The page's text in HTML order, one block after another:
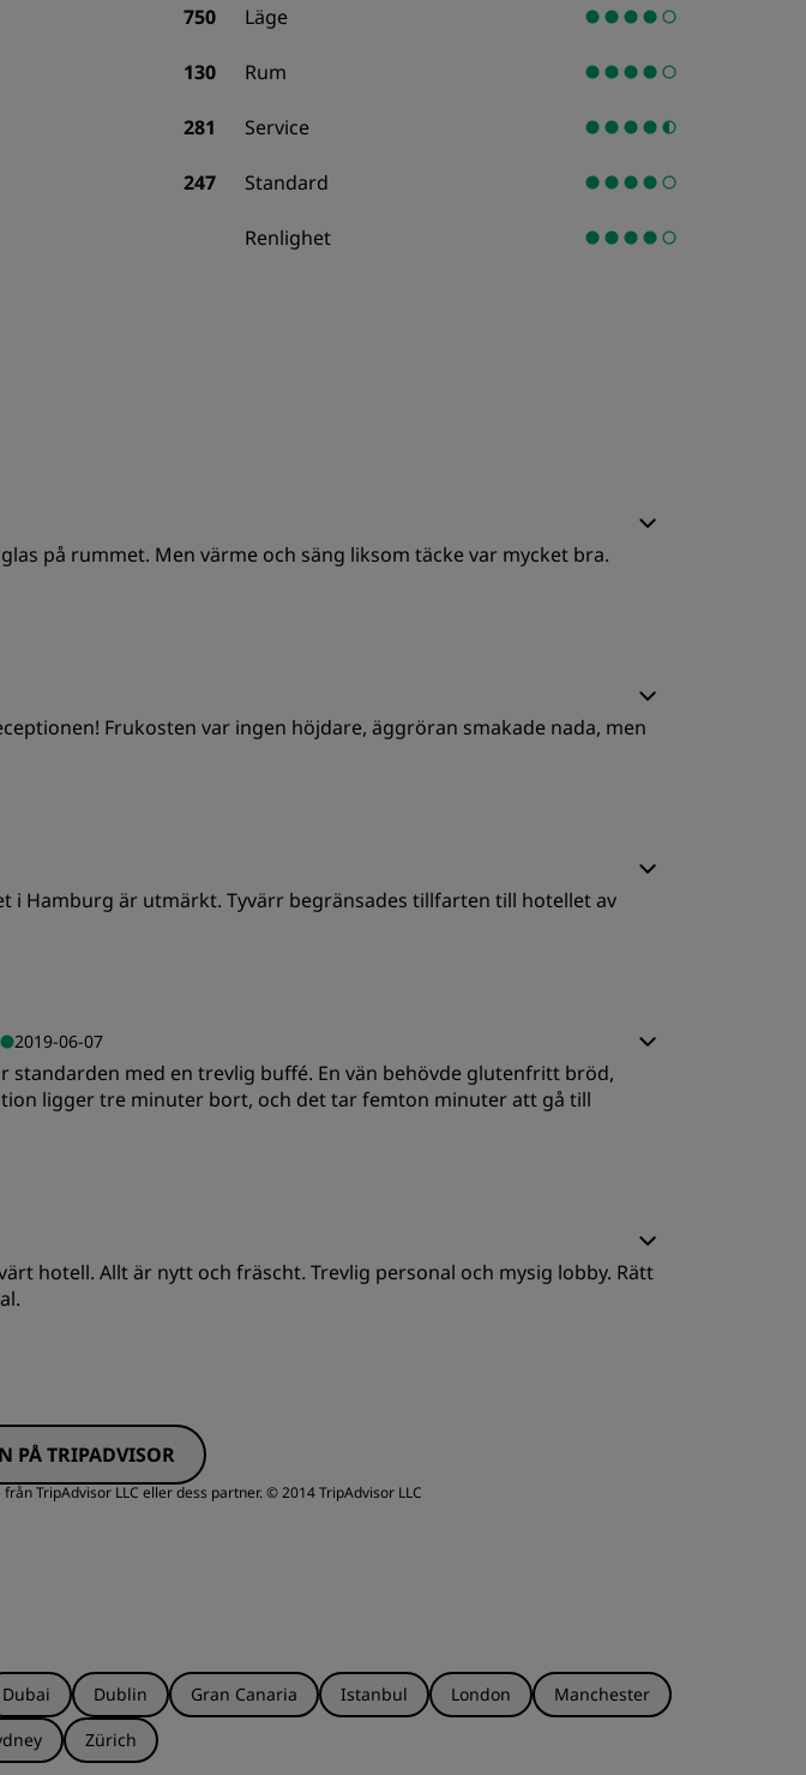
750
130
281
247
Läge
Rum
Service
Standard
Renlighet
på rummet. Men värme och säng liksom täcke var mycket bra.
Service
Frukosten var ingen höjdare, äggröran smakade nada, men
Service
i Hamburg är utmärkt. Tyvärr begränsades tillfarten till hotellet av
Service
2019-06-07
med en trevlig buffé. En vän behövde glutenfritt bröd,
ligger tre minuter bort, och det tar femton minuter att gå till
hotell. Allt är nytt och fräscht. Trevlig personal och mysig lobby. Rätt
PÅ TRIPADVISOR
TripAdvisor LLC eller dess partner. © 2014 TripAdvisor LLC
Dubai Dublin Gran Canaria Istanbul London
Manchester
Zürich